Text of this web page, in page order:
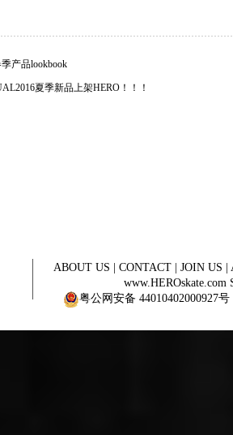
产品lookbook
夏季新品上架HERO！！！
ABOUT US CONTACT JOIN US
www.HEROskate.com
粤公网安备 44010402000927号